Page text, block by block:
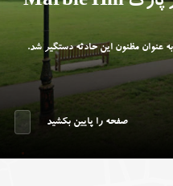
صفحه را پایین بکشید